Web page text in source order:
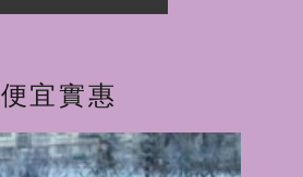
便宜實惠